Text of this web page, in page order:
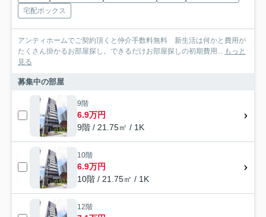
宅配ボックス
アンティホームでご契約頂くと仲介手数料無料 新生活は何かと費用が
たくさん掛かるお部屋探し。できるだけお部屋探しの初期費用...
もっと
見る
募集中の部屋
9階
6.9万円
9階 / 21.75㎡ / 1K
10階
6.9万円
10階 / 21.75㎡ / 1K
12階